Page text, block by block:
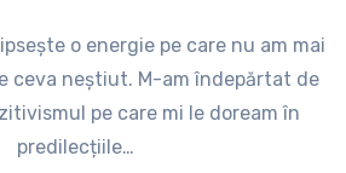
o energie pe care nu am mai
ceva neștiut. M-am îndepărtat de
pe care mi le doream în
predilecțiile…